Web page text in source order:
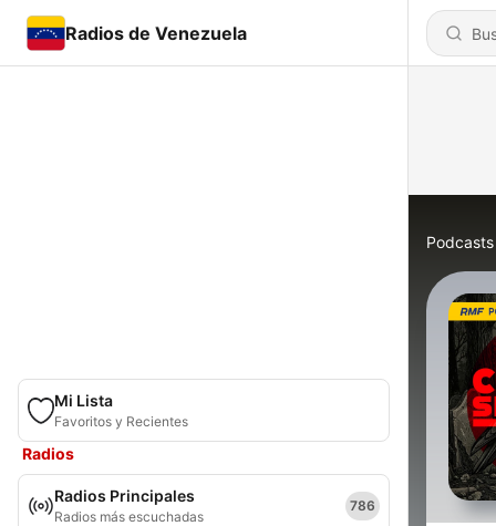
Radios de Venezuela
Mi Lista
Favoritos y Recientes
Radios
Radios Principales
Radios más escuchadas
786
Podcasts